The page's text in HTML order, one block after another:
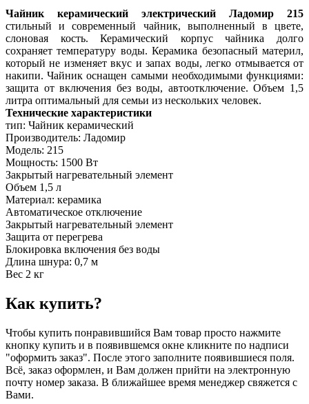
Чайник керамический электрический Ладомир 215
стильный и современный чайник, выполненный в цвете,
слоновая кость. Керамический корпус чайника долго
сохраняет температуру воды. Керамика безопасный материл,
который не изменяет вкус и запах воды, легко отмывается от
накипи. Чайник оснащен самыми необходимыми функциями:
защита от включения без воды, автоотключение. Объем 1,5
литра оптимальный для семьи из нескольких человек.
Технические характеристики
тип: Чайник керамический
Производитель: Ладомир
Модель: 215
Мощность: 1500 Вт
Закрытый нагревательный элемент
Объем 1,5 л
Материал: керамика
Автоматическое отключение
Закрытый нагревательный элемент
Защита от перегрева
Блокировка включения без воды
Длина шнура: 0,7 м
Вес 2 кг
Как купить?
Чтобы купить понравившийся Вам товар просто нажмите
кнопку купить и в появившемся окне кликните по надписи
"оформить заказ". После этого заполните появившиеся поля.
Всё, заказ оформлен, и Вам должен прийти на электронную
почту номер заказа. В ближайшее время менеджер свяжется с
Вами.